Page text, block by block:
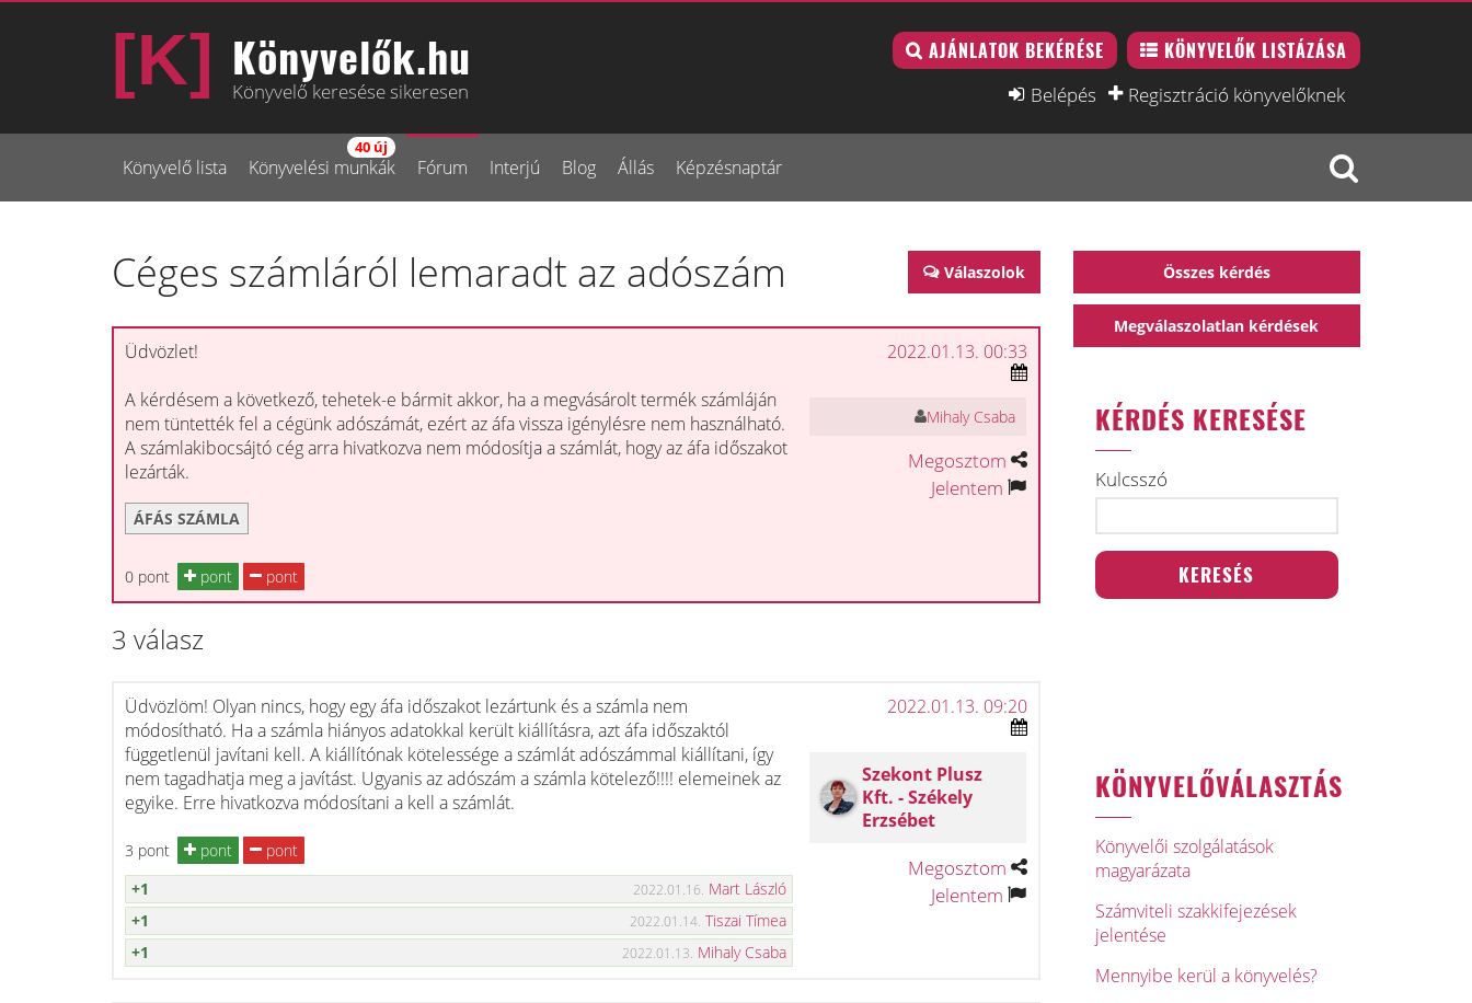
Könyvelők.hu
Könyvelő keresése sikeresen
AJÁNLATOK BEKÉRÉSE KÖNYVELŐK LISTÁZÁSA
Belépés Regisztráció könyvelőknek
Könyvelő lista Könyvelési munkák
40 új
Fórum Interjú Blog Állás Képzésnaptár
Válaszolok
Céges számláról lemaradt az adószám
Üdvözlet!
A kérdésem a következő, tehetek-e bármit akkor, ha a megvásárolt termék számláján
nem tüntették fel a cégünk adószámát, ezért az áfa vissza igénylésre nem használható.
A számlakibocsájtó cég arra hivatkozva nem módosítja a számlát, hogy az áfa időszakot
lezárták.
ÁFÁS SZÁMLA
0 pont pont pont
2022.01.13. 00:33
Mihaly Csaba
Megosztom
Jelentem
3 válasz
Üdvözlöm! Olyan nincs, hogy egy áfa időszakot lezártunk és a számla nem
módosítható. Ha a számla hiányos adatokkal került kiállításra, azt áfa időszaktól
függetlenül javítani kell. A kiállítónak kötelessége a számlát adószámmal kiállítani, így
nem tagadhatja meg a javítást. Ugyanis az adószám a számla kötelező!!!! elemeinek az
egyike. Erre hivatkozva módosítani a kell a számlát.
3 pont pont
pont
+1
2022.01.16. Mart László
+1
2022.01.14. Tiszai Tímea
+1
2022.01.13. Mihaly Csaba
2022.01.13. 09:20
Szekont Plusz
Kft. - Székely
Erzsébet
Megosztom
Jelentem
Összes kérdés
Megválaszolatlan kérdések
KÉRDÉS KERESÉSE
Kulcsszó
KÖNYVELŐVÁLASZTÁS
Könyvelői szolgálatások
magyarázata
Számviteli szakkifejezések
jelentése
Mennyibe kerül a könyvelés?